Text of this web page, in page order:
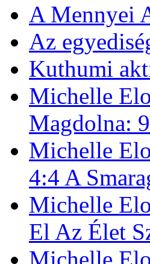
A Mennyei
Az
Kuthumi
Michelle
Magdolna:
Michelle
4:4 A
Michelle
El Az Élet
Michelle